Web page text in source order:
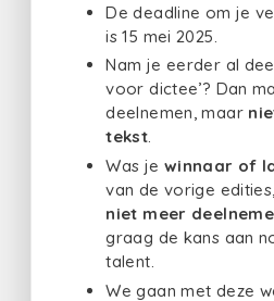
De deadline om je
is 15 mei 2025.
Nam je eerder al
voor dictee’? Dan
deelnemen, maar
tekst.
Was je winnaar of
van de vorige
niet meer
graag de kans aan
talent.
We gaan met deze